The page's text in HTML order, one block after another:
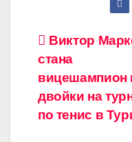
Виктор
стана
вицешампион
двойки на
по тенис в